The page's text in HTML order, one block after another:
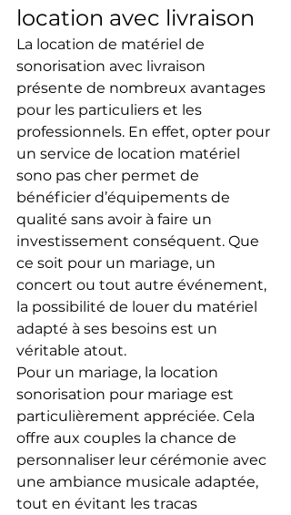
location avec livraison
La location de matériel de
sonorisation avec livraison
présente de nombreux avantages
pour les particuliers et les
professionnels. En effet, opter pour
un service de location matériel
sono pas cher permet de
bénéficier d’équipements de
qualité sans avoir à faire un
investissement conséquent. Que
ce soit pour un mariage, un
concert ou tout autre événement,
la possibilité de louer du matériel
adapté à ses besoins est un
véritable atout.
Pour un mariage, la location
sonorisation pour mariage est
particulièrement appréciée. Cela
offre aux couples la chance de
personnaliser leur cérémonie avec
une ambiance musicale adaptée,
tout en évitant les tracas